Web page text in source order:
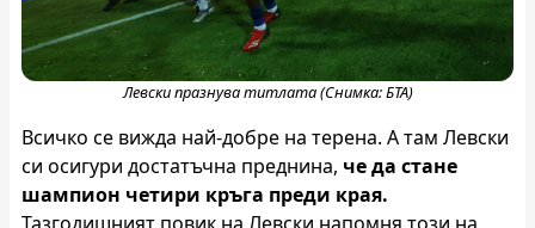
Левски празнува титлата (Снимка: БТА)
Всичко се вижда най-добре на терена. А там Левски
си осигури достатъчна преднина, че да стане
шампион четири кръга преди края.
Тазгодишният повик на Левски напомня този на